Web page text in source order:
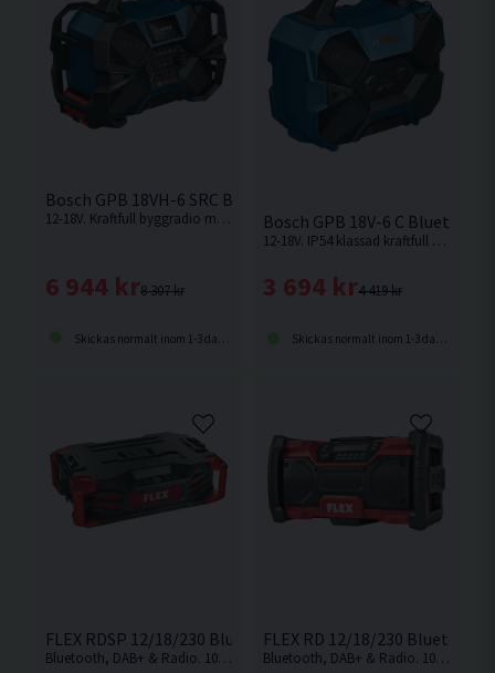
Bosch GPB 18VH-6 SRC Bluetooth DAB Radio 12-18V
12-18V. Kraftfull byggradio med en laddningsfunktion som kan ladda 12V och 18V-batterier från Bosch Professional. Levereras utan batteri och laddare.
8 307 kr
6 944 kr
Skickas normalt inom 1-3 dagar
Bosch GPB 18V-6 C
12-18V. IP54 klassad kraftfull Bluetooth®-högtalare för byggarbetsplatsen från Bosch. Levereras utan batteri och laddare.
4 419 kr
3 694 kr
Skickas normalt inom 1-3 dagar
FLEX RDSP 12/18/230 Bluetooth Radio DAB+ 18V
Bluetooth, DAB+ & Radio. 10,8-18V. Batteridriven byggradio från FLEX med flera högtalare för ett fylligt och klart ljud
FLEX RD 12/18/230 Bluetooth
Bluetooth, DAB+ & Radio. 10,8-18V. Batteridriven byggradio från FLEX med flera högtalare för ett fylligt och klart ljud. Levereras utan batteri och laddare.